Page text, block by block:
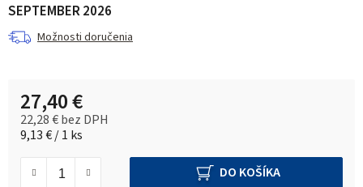
SEPTEMBER 2026
Možnosti doručenia
27,40 €
22,28 € bez DPH
Jednotková cena:
9,13 € / 1 ks
DO KOŠÍKA